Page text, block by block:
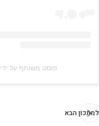
פוסט משותף על ידי ‏‎Elita Ofek‎‏ (@‏‎elitaofek11‎‏)
למתכון הבא